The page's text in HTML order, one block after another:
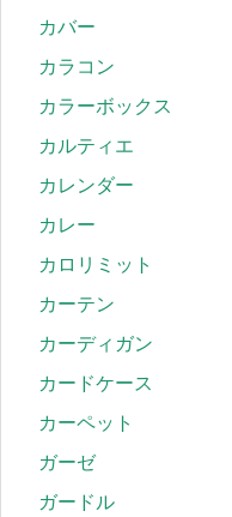
カバー
カラコン
カラーボックス
カルティエ
カレンダー
カレー
カロリミット
カーテン
カーディガン
カードケース
カーペット
ガーゼ
ガードル